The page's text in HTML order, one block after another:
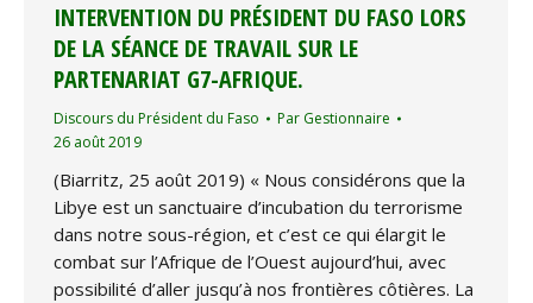
INTERVENTION DU PRÉSIDENT DU FASO LORS
DE LA SÉANCE DE TRAVAIL SUR LE
PARTENARIAT G7-AFRIQUE.
Discours du Président du Faso Par Gestionnaire
26 août 2019
(Biarritz, 25 août 2019) « Nous considérons que la
Libye est un sanctuaire d’incubation du terrorisme
dans notre sous-région, et c’est ce qui élargit le
combat sur l’Afrique de l’Ouest aujourd’hui, avec
possibilité d’aller jusqu’à nos frontières côtières. La